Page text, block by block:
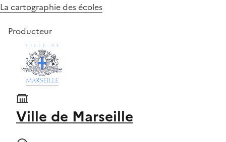
La cartographie des écoles
Producteur
Ville de Marseille